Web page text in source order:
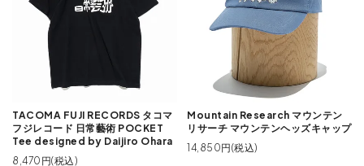
TACOMA FUJI RECORDS タコマ
フジレコード 日常藝術 POCKET
Tee designed by Daijiro Ohara
8,470円(税込)
Mountain Research マウンテン
リサーチ マウンテンヘッズキャップ
14,850円(税込)